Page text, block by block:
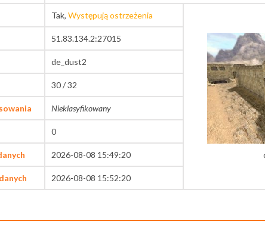
Tak, Występują ostrzeżenia
51.83.134.2:27015
de_dust2
30 / 32
Nieklasyfikowany
0
2026-08-08 15:49:20
2026-08-08 15:52:20